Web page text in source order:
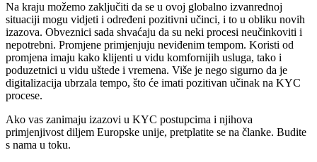
Na kraju možemo zaključiti da se u ovoj globalno izvanrednoj
situaciji mogu vidjeti i određeni pozitivni učinci, i to u obliku novih
izazova. Obveznici sada shvaćaju da su neki procesi neučinkoviti i
nepotrebni. Promjene primjenjuju neviđenim tempom. Koristi od
promjena imaju kako klijenti u vidu komfornijih usluga, tako i
poduzetnici u vidu uštede i vremena. Više je nego sigurno da je
digitalizacija ubrzala tempo, što će imati pozitivan učinak na KYC
procese.
Ako vas zanimaju izazovi u KYC postupcima i njihova
primjenjivost diljem Europske unije, pretplatite se na članke. Budite
s nama u toku.